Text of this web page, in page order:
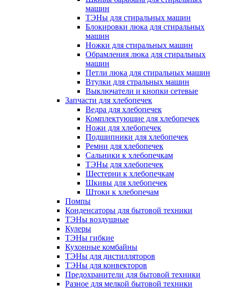
машин
ТЭНы для стиральных машин
Блокировки люка для стиральных
машин
Ножки для стиральных машин
Обрамления люка для стиральных
машин
Петли люка для стиральных машин
Втулки для стральных машин
Выключатели и кнопки сетевые
Запчасти для хлебопечек
Ведра для хлебопечек
Комплектующие для хлебопечек
Ножи для хлебопечек
Подшипники для хлебопечек
Ремни для хлебопечек
Сальники к хлебопечкам
ТЭНы для хлебопечек
Шестерни к хлебопечкам
Шкивы для хлебопечек
Штоки к хлебопечам
Помпы
Конденсаторы для бытовой техники
ТЭНы воздушные
Кулеры
ТЭНы гибкие
Кухонные комбайны
ТЭНы для дистилляторов
ТЭНы для конвекторов
Предохранители для бытовой техники
Разное для мелкой бытовой техники